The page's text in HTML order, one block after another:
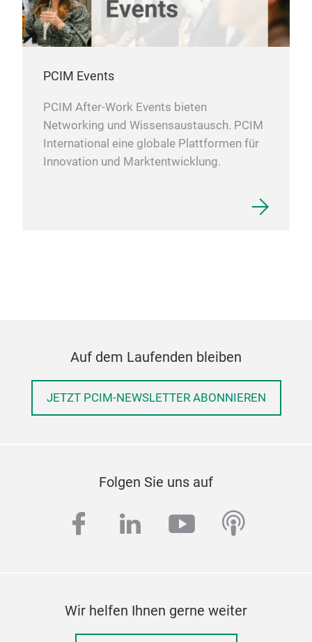
PCIM Events
PCIM After-Work Events bieten
Networking und Wissensaustausch. PCIM
International eine globale Plattformen für
Innovation und Marktentwicklung.
Auf dem Laufenden bleiben
JETZT PCIM-NEWSLETTER ABONNIEREN
Folgen Sie uns auf
facebook
linkedinyoutube
Wir helfen Ihnen gerne weiter